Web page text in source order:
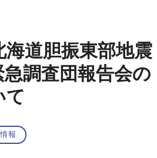
海道胆振東部地震
調査団報告会の
て
報